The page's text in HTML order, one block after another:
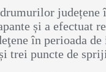
județene
și a
în perioada
trei puncte de